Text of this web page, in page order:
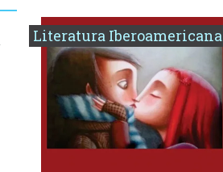
Literatura Iberoamericana